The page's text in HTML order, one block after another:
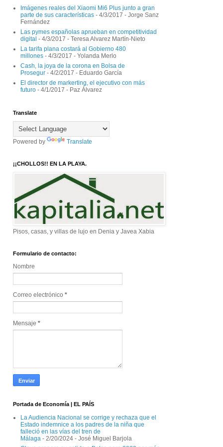
Imágenes reales del Xiaomi Mi6 Plus junto a gran
parte de sus características - 4/3/2017 - Jorge Sanz
Fernández
Las pymes españolas aprueban en competitividad
digital - 4/3/2017 - Teresa Alvarez Martín-Nieto
La tarifa plana costará al Gobierno 480
millones - 4/3/2017 - Yolanda Merlo
Cash, la joya de la corona en Bolsa de
Prosegur - 4/2/2017 - Eduardo García
El director de markerting, el ejecutivo con más
futuro - 4/1/2017 - Paz Álvarez
Translate
Powered by Translate
¡¡CHOLLOS!! EN LA PLAYA.
Pisos, casas, y villas de lujo en Denia y Javea Xabia
Formulario de contacto:
Nombre
Correo electrónico *
Mensaje *
Portada de Economía | EL PAÍS
La Audiencia Nacional se corrige y rechaza que el
Estado indemnice a los padres de la niña que
falleció en las vías del tren de
Málaga - 2/20/2024 - José Miguel Barjola